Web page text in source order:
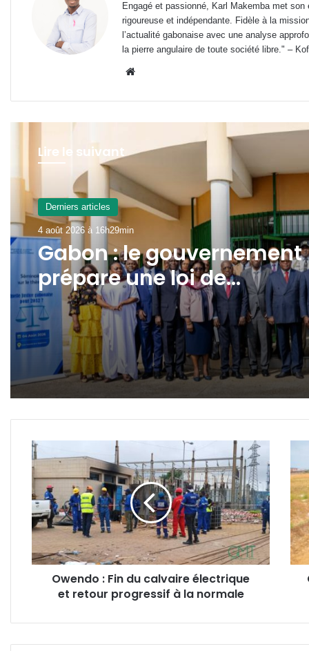
Engagé et passionné, Karl Makemba met
rigoureuse et indépendante. Fidèle à la
l’actualité gabonaise avec une analyse
la pierre angulaire de toute société libre." –
Lire le suivant
Derniers articles
4 août 2026 à 16h29min
Gabon : le gouvernement
prépare une loi de
programmation 2027-
pour refonder son
judiciaire
Owendo
:
Fin
du
calvaire
électrique
et
progressif
Owendo : Fin du calvaire électrique
et retour progressif à la normale
le
des